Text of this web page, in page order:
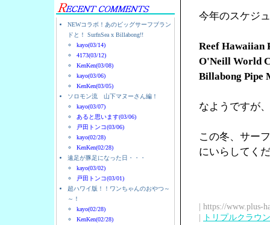
NEWコラボ！あのビッグサーフブラン
ドと！ SurfnSea x Billabong!!
kayo(03/14)
4173(03/12)
KenKen(03/08)
kayo(03/06)
KenKen(03/05)
ソロモン流 山下マヌーさん編！
kayo(03/07)
あると思います(03/06)
戸田トンコ(03/06)
kayo(02/28)
KenKen(02/28)
遠足が豚足になった日・・・
kayo(03/02)
戸田トンコ(03/01)
超ハワイ版！！ワンちゃんのおやつ～
～！
kayo(02/28)
KenKen(02/28)
今年のスケジ
Reef Hawaiian
O'Neill World
Billabong Pipe
なようですが
この冬、サー
にいらしてく
| https://www.plus-
|
トリプルクラウ